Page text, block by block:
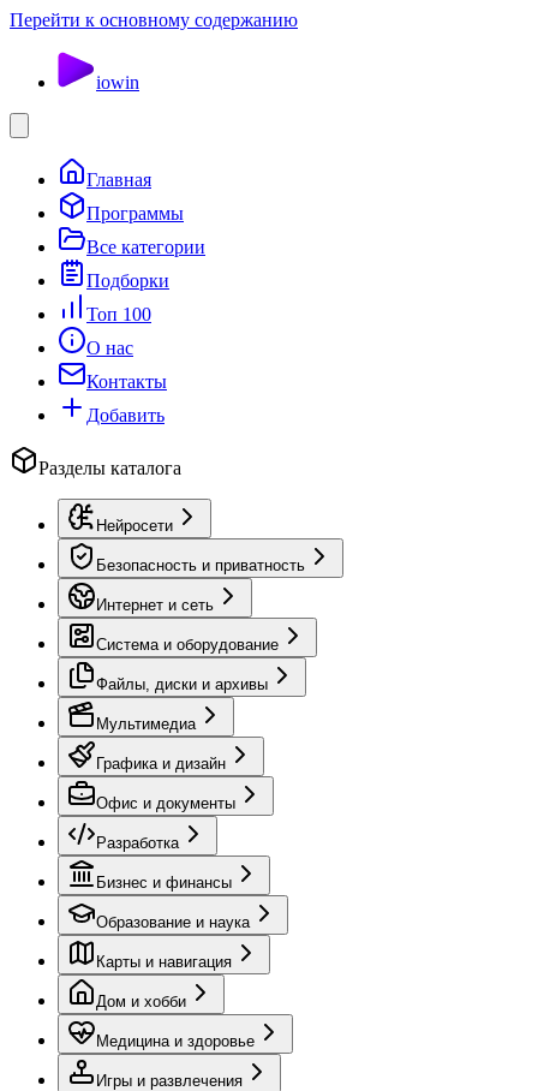
Перейти к основному содержанию
iowin
Главная
Программы
Все категории
Подборки
Топ 100
О нас
Контакты
Добавить
Разделы каталога
Нейросети
Безопасность и приватность
Интернет и сеть
Система и оборудование
Файлы, диски и архивы
Мультимедиа
Графика и дизайн
Офис и документы
Разработка
Бизнес и финансы
Образование и наука
Карты и навигация
Дом и хобби
Медицина и здоровье
Игры и развлечения